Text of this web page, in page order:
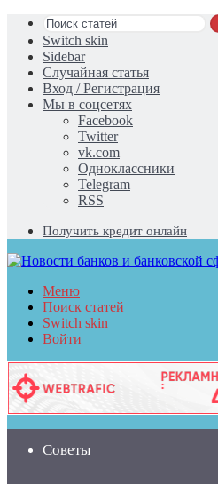
Switch skin
Sidebar
Случайная статья
Вход / Регистрация
Мы в соцсетях
Facebook
Twitter
vk.com
Одноклассники
Telegram
RSS
Получить кредит онлайн
Меню
Поиск статей
Switch skin
Войти
Советы